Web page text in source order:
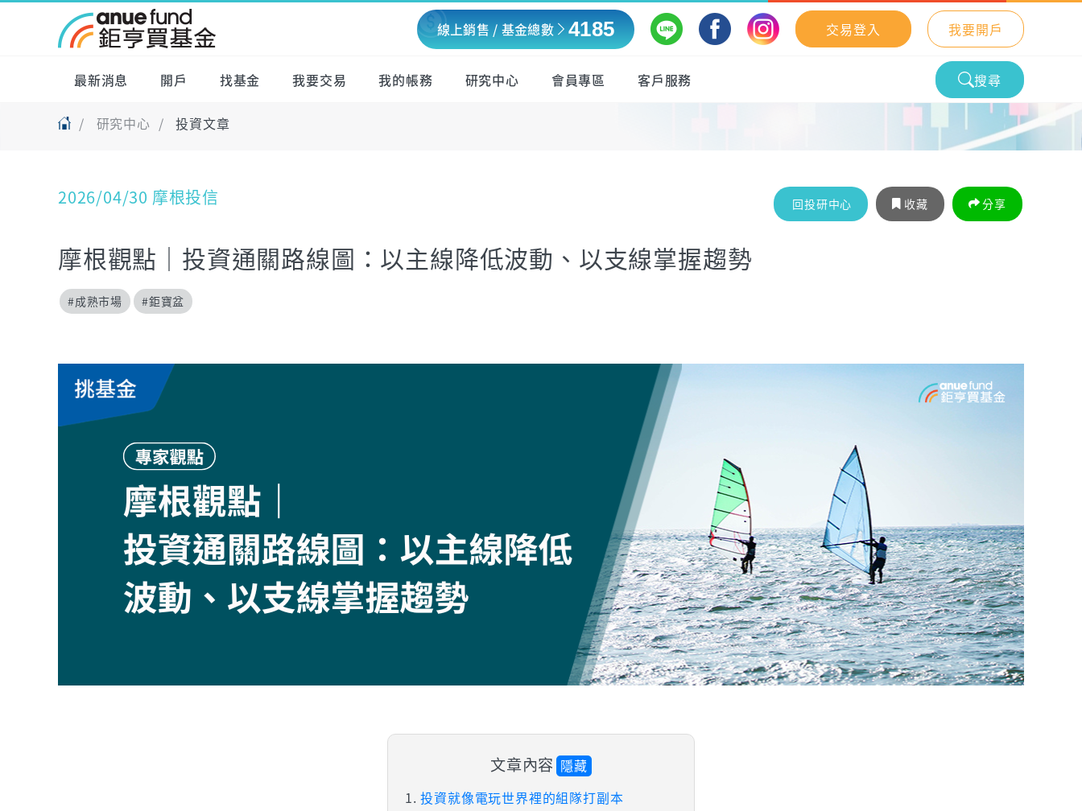
線上銷售 / 基金總數 4185 交易登入 我要開戶
最新消息 開戶 找基金 我要交易 我的帳務 研究中心 會員專區 客戶服務 搜尋
研究中心 投資文章
2026/04/30 摩根投信 回投研中心 收藏 分享
摩根觀點｜投資通關路線圖：以主線降低波動、以支線掌握趨勢
#成熟市場 #鉅寶盆
文章內容 隱藏
投資就像電玩世界裡的組隊打副本